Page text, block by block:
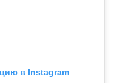
в Instagram